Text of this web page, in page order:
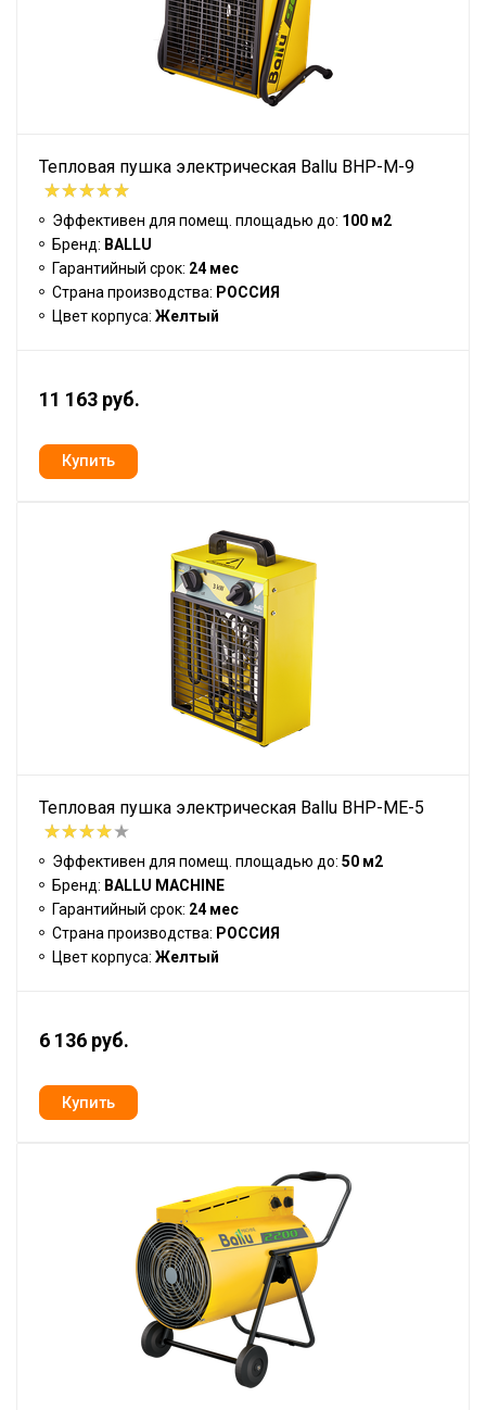
Тепловая пушка электрическая Ballu BHP-M-9
Эффективен для помещ. площадью до: 100 м2
Бренд: BALLU
Гарантийный срок: 24 мес
Страна производства: РОССИЯ
Цвет корпуса: Желтый
11 163 руб.
Тепловая пушка электрическая Ballu BHP-ME-5
Эффективен для помещ. площадью до: 50 м2
Бренд: BALLU MACHINE
Гарантийный срок: 24 мес
Страна производства: РОССИЯ
Цвет корпуса: Желтый
6 136 руб.